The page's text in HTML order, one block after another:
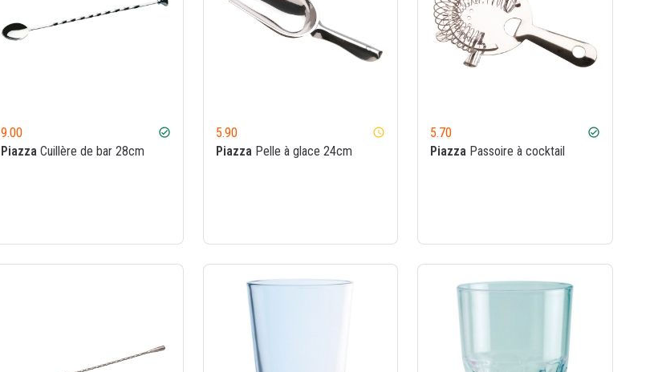
9.00 check_circle
PiazzaCuillère de bar 28cm
5.90 watch_later
PiazzaPelle à glace 24cm
5.70 check_circle
Piazza Passoire à cocktail